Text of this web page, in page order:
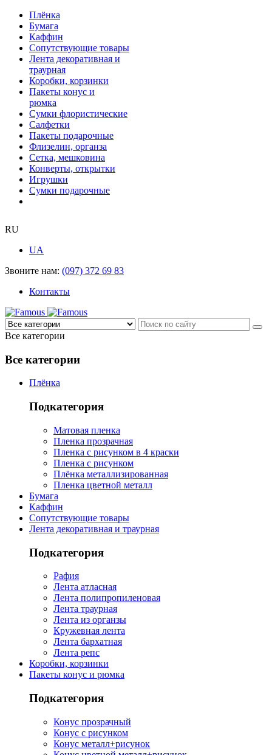
Плёнка
Бумага
Каффин
Сопутствующие товары
Лента декоративная и
траурная
Коробки, корзинки
Пакеты конус и
рюмка
Сумки флористические
Салфетки
Пакеты подарочные
Флизелин, органза
Сетка, мешковина
Конверты, открытки
Игрушки
Сумки подарочные
RU
UA
Звоните нам: (097) 372 69 83
Контакты
Все категории
Все категории
Плёнка
Подкатегория
Матовая пленка
Пленка прозрачная
Пленка с рисунком в 4 краски
Пленка с рисунком
Плёнка металлизированная
Пленка цветной металл
Бумага
Каффин
Сопутствующие товары
Лента декоративная и траурная
Подкатегория
Рафия
Лента атласная
Лента полипропиленовая
Лента траурная
Лента из органзы
Кружевная лента
Лента бархатная
Лента репс
Коробки, корзинки
Пакеты конус и рюмка
Подкатегория
Конус прозрачный
Конус с рисунком
Конус металл+рисунок